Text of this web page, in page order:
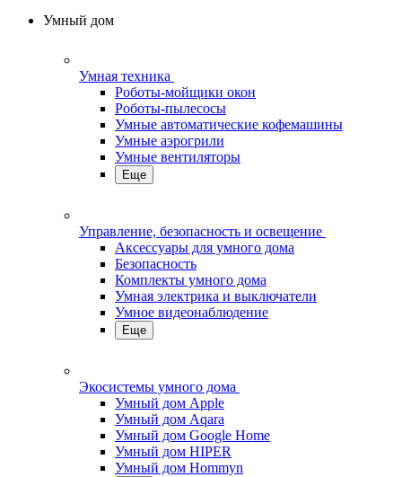
Умный дом
Умная техника
Роботы-мойщики окон
Роботы-пылесосы
Умные автоматические кофемашины
Умные аэрогрили
Умные вентиляторы
Еще
Управление, безопасность и освещение
Аксессуары для умного дома
Безопасность
Комплекты умного дома
Умная электрика и выключатели
Умное видеонаблюдение
Еще
Экосистемы умного дома
Умный дом Apple
Умный дом Aqara
Умный дом Google Home
Умный дом HIPER
Умный дом Hommyn